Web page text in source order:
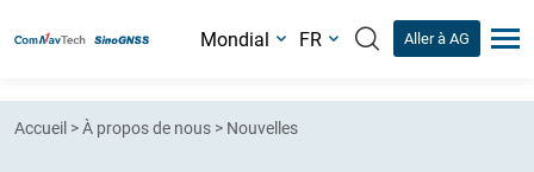
Mondial FR Aller à AG
Accueil >À propos de nous > Nouvelles